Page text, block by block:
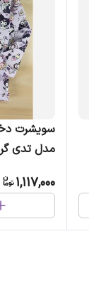
سویشرت
مدل تدی
1,117,000